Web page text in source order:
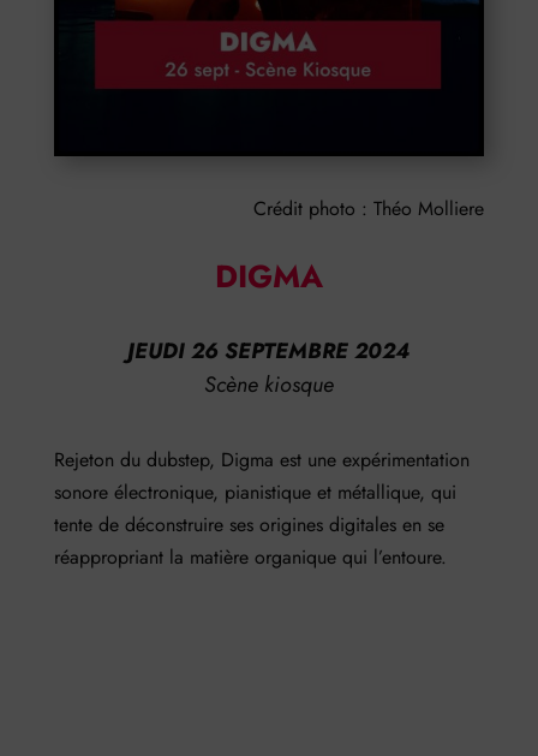
Crédit photo : Théo Molliere
DIGMA
JEUDI 26 SEPTEMBRE 2024
Scène kiosque
Rejeton du dubstep, Digma est une expérimentation
sonore électronique, pianistique et métallique, qui
tente de déconstruire ses origines digitales en se
réappropriant la matière organique qui l’entoure.